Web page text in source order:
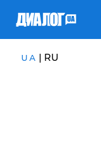
UA | RU